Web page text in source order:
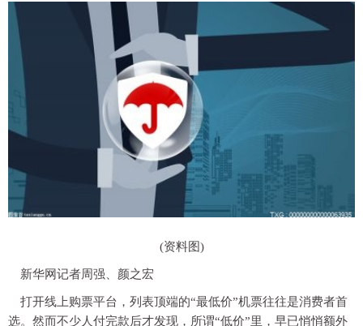
(资料图)
新华网记者周强、颜之宏
打开线上购票平台，列表顶端的“最低价”机票往往是消费者首
选。然而不少人付完款后才发现，所谓“低价”里，早已悄悄额外